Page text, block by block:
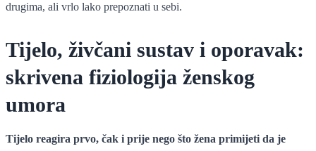
drugima, ali vrlo lako prepoznati u sebi.
Tijelo, živčani sustav i oporavak:
skrivena fiziologija ženskog
umora
Tijelo reagira prvo, čak i prije nego što žena primijeti da je